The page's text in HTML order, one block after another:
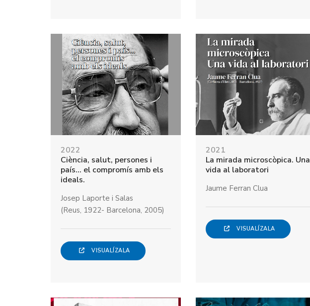
2022
Ciència, salut, persones i
país... el compromís amb els
ideals.
Josep Laporte i Salas
(Reus, 1922- Barcelona, 2005)
VISUALÍZALA
2021
La mirada microscòpica. Una
vida al laboratori
Jaume Ferran Clua
VISUALÍZALA